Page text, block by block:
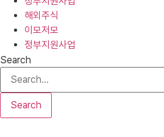
해외주식
이모저모
정부지원사업
Search
Search